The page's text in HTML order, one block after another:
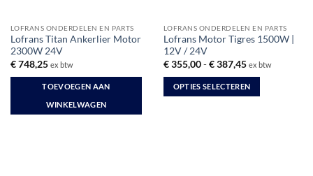
LOFRANS ONDERDELEN EN PARTS
Lofrans Titan Ankerlier Motor
2300W 24V
€748,25 ex btw
TOEVOEGEN AAN
WINKELWAGEN
LOFRANS ONDERDELEN EN PARTS
Lofrans Motor Tigres 1500W |
12V / 24V
€355,00 - €387,45Prijsklasse:
tot
€ 387,45
ex btw
OPTIES SELECTEREN